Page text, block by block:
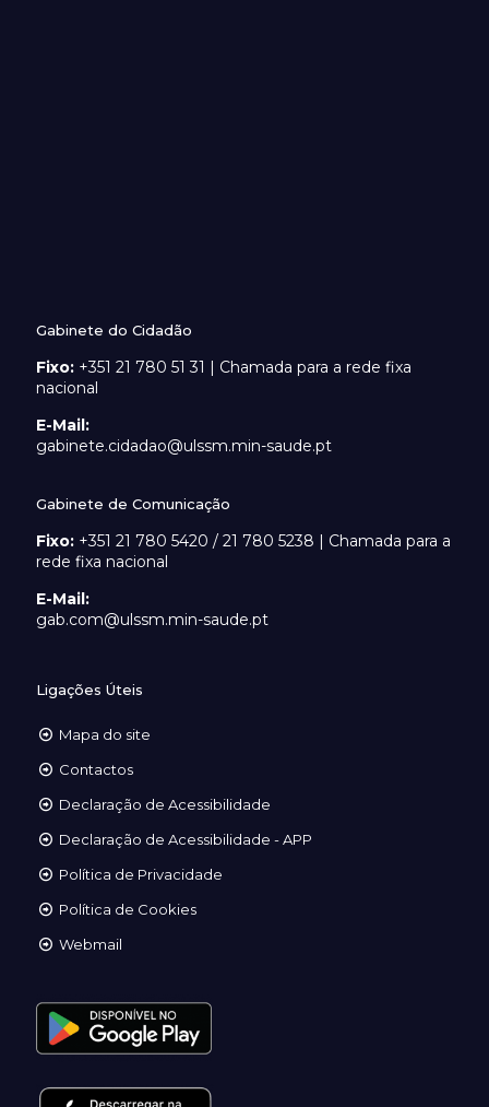
Gabinete do Cidadão
Fixo: +351 21 780 51 31 | Chamada para a rede fixa
nacional
E-Mail:
gabinete.cidadao@ulssm.min-saude.pt
Gabinete de Comunicação
Fixo: +351 21 780 5420 / 21 780 5238 | Chamada para a
rede fixa nacional
E-Mail:
gab.com@ulssm.min-saude.pt
Ligações Úteis
Mapa do site
Contactos
Declaração de Acessibilidade
Declaração de Acessibilidade - APP
Política de Privacidade
Política de Cookies
Webmail